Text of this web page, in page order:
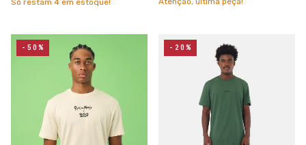
Só restam 4 em estoque!
-50% -20%